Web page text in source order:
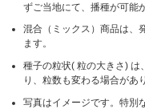
ずご当地にて、播種が可能
混合（ミックス）商品は、
ます。
種子の粒状( 粒の大きさ) は
り、粒数も変わる場合があ
写真はイメージです。特別